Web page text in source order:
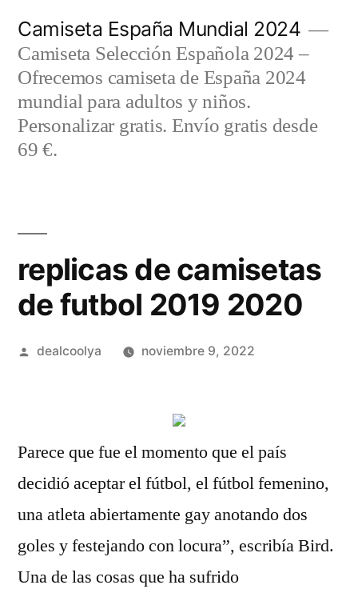
contenido
Camiseta España Mundial 2024
Camiseta Selección Española 2024 –
Ofrecemos camiseta de España 2024
mundial para adultos y niños.
Personalizar gratis. Envío gratis desde
69 €.
replicas de camisetas
de futbol 2019 2020
Publicado
dealcoolya noviembre 9, 2022
Parece que fue el momento que el país
decidió aceptar el fútbol, el fútbol femenino,
una atleta abiertamente gay anotando dos
goles y festejando con locura”, escribía Bird.
Una de las cosas que ha sufrido